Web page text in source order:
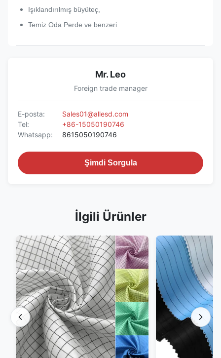
Işıklandırılmış büyüteç,
Temiz Oda Perde ve benzeri
Mr. Leo
Foreign trade manager
E-posta:
Sales01@allesd.com
Tel:
+86-15050190746
Whatsapp:
8615050190746
Şimdi Sorgula
İlgili Ürünler